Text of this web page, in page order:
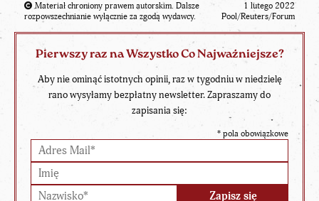
Materiał chroniony prawem autorskim. Dalsze
rozpowszechnianie wyłącznie za zgodą wydawcy.
1 lutego 2022
Pool/Reuters/Forum
Pierwszy raz na Wszystko Co Najważniejsze?
Aby nie ominąć istotnych opinii, raz w tygodniu w niedzielę
rano wysyłamy bezpłatny newsletter. Zapraszamy do
zapisania się:
* pola obowiązkowe